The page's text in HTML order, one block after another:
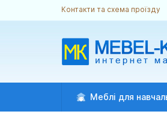
Контакти та схема проїзду
Меблі для